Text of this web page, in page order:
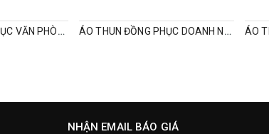
ÁO POLO ĐỒNG PHỤC VĂN PHÒNG CỔ V ÁO THUN ĐỒNG PHỤC DOANH NGHIỆP
NHẬN EMAIL BÁO GIÁ